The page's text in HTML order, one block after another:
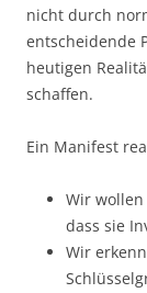
nicht durch
entscheidende
heutigen
schaffen.
Ein Manifest
Wir wollen
dass sie
Wir